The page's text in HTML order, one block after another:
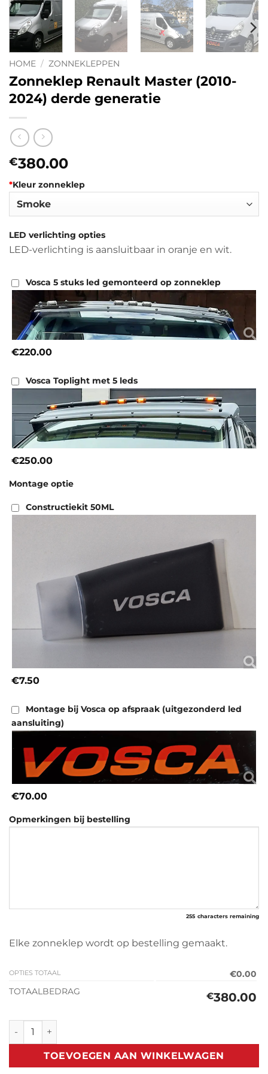
HOME / ZONNEKLEPPEN
Zonneklep Renault Master (2010-
2024) derde generatie
€380.00
*Kleur zonneklep
LED verlichting opties
LED-verlichting is aansluitbaar in oranje en wit.
Vosca 5 stuks led gemonteerd op zonneklep
€220.00
Vosca Toplight met 5 leds
€250.00
Montage optie
Constructiekit 50ML
€7.50
Montage bij Vosca op afspraak (uitgezonderd led
aansluiting)
€70.00
Opmerkingen bij bestelling
255 characters remaining
Elke zonneklep wordt op bestelling gemaakt.
OPTIES TOTAAL
€0.00
TOTAALBEDRAG
€380.00
Zonneklep Renault Master (2010-2024) derde generatie
TOEVOEGEN AAN WINKELWAGEN